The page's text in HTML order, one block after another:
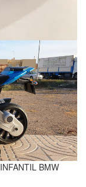
BMW